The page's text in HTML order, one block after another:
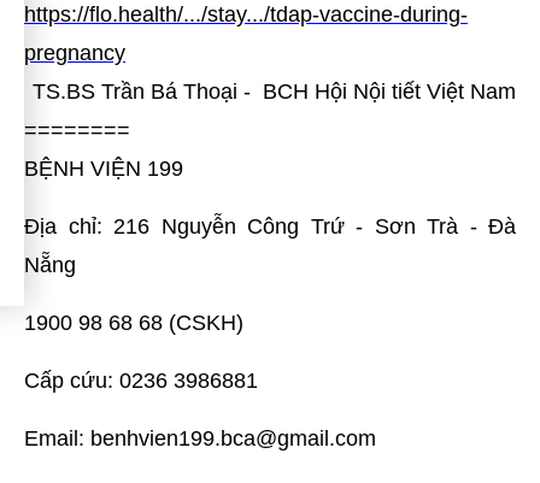
https://flo.health/.../stay.../tdap-vaccine-during-
pregnancy
TS.BS Trần Bá Thoại - BCH Hội Nội tiết Việt Nam
========
BỆNH VIỆN 199
Địa chỉ: 216 Nguyễn Công Trứ - Sơn Trà - Đà
Nẵng
1900 98 68 68 (CSKH)
Cấp cứu: 0236 3986881
Email: benhvien199.bca@gmail.com